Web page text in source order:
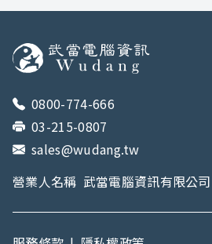
0800-774-666
03-215-0807
sales@wudang.tw
營業人名稱 武當電腦資訊有限公司